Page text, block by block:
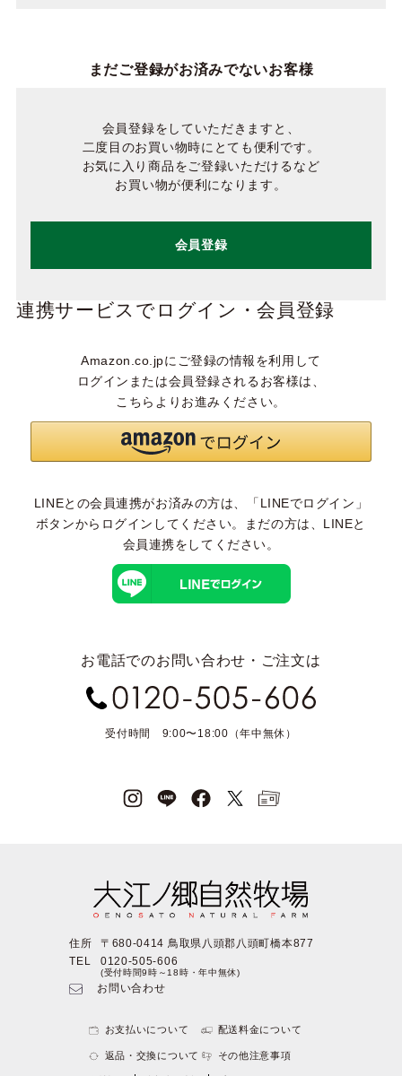
まだご登録がお済みでないお客様
会員登録をしていただきますと、
二度目のお買い物時にとても便利です。
お気に入り商品をご登録いただけるなど
お買い物が便利になります。
会員登録
連携サービスでログイン・会員登録
Amazon.co.jpにご登録の情報を利用して
ログインまたは会員登録されるお客様は、
こちらよりお進みください。
LINEとの会員連携がお済みの方は、「LINEでログイン」
ボタンからログインしてください。まだの方は、 LINEと
会員連携をしてください。
お電話でのお問い合わせ・ご注文は
受付時間 9:00〜18:00（年中無休）
住所
〒680-0414 鳥取県八頭郡八頭町橋本877
TEL
0120-505-606
(受付時間9時～18時・年中無休)
お問い合わせ
お支払いについて 配送料金について
返品・交換について その他注意事項